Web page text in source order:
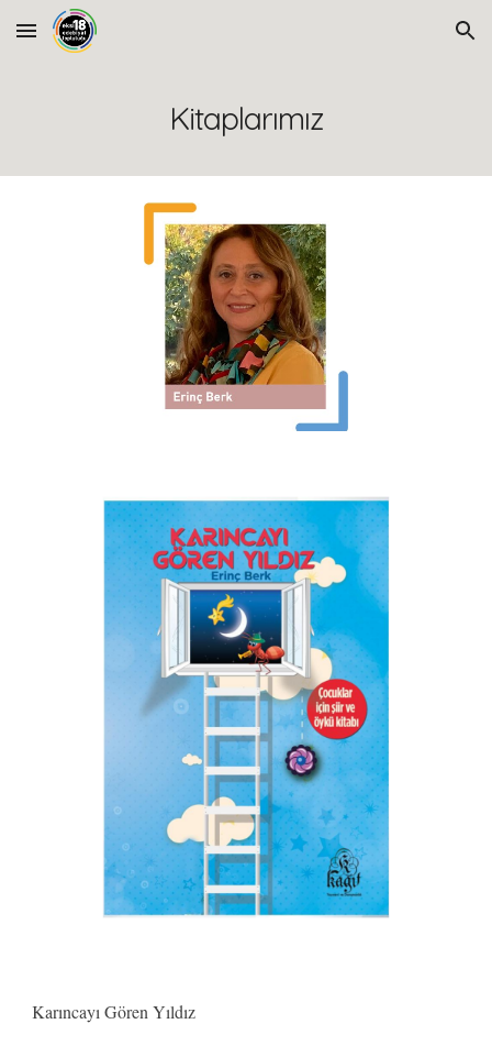
Skip to main content Skip to navigation
Kitaplarımız
Karıncayı Gören Yıldız